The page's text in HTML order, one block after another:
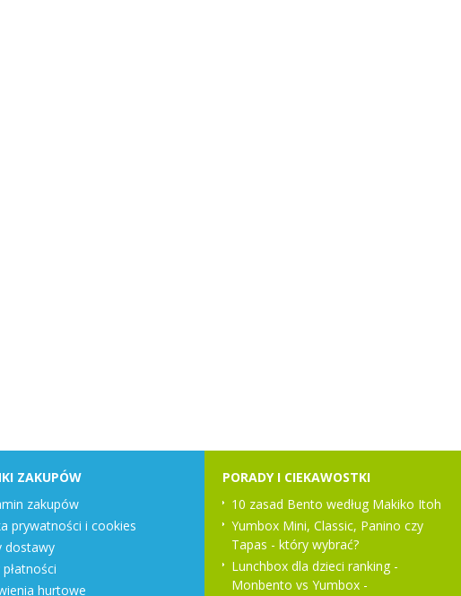
ZAKUPÓW
zakupów
prywatności i cookies
dostawy
hurtowe
PORADY I CIEKAWOSTKI
10 zasad Bento według Makiko Itoh
Yumbox Mini, Classic, Panino czy
Tapas - który wybrać?
Lunchbox dla dzieci ranking -
Monbento vs Yumbox -